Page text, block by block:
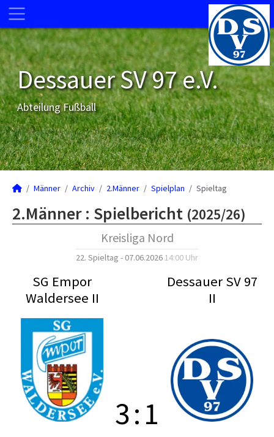
Dessauer SV 97 e.V.
Abteilung Fußball
Männer Archiv 2.Männer Spielplan Spieltag
2.Männer : Spielbericht (2025/26)
Kreisliga Nord
22. Spieltag - 07.06.2026 14:00 Uhr
SG Empor
Waldersee II
Dessauer SV 97
II
3:1